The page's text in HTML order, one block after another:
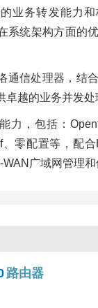
业务转发能力
系统架构方面的
通信处理器，结
越的业务并发处
力，包括：
零配置等，配合
广域网管理和
路由器